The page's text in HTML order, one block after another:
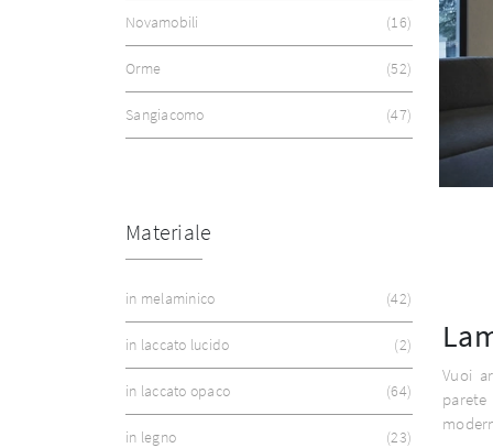
Vuoi
Novamobili 16
Orme 52
Sangiacomo 47
Materiale
in melaminico 42
in laccato lucido 2
in laccato opaco 64
in legno 23